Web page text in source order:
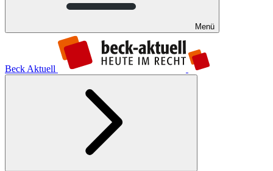
Menü
Beck Aktuell